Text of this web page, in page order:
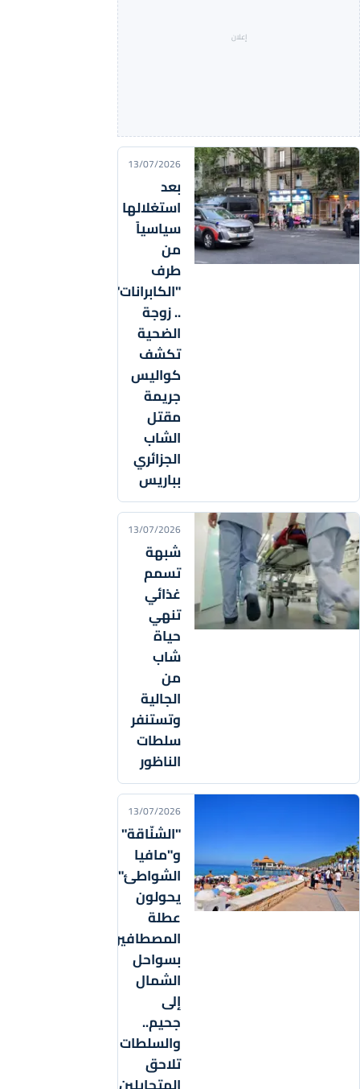
13/07/2026
بعد
استغلالها
سياسياً
من
طرف
"الكابرانات"
.. زوجة
الضحية
تكشف
كواليس
جريمة
مقتل
الشاب
الجزائري
بباريس
13/07/2026
شبهة
تسمم
غذائي
تنهي
حياة
شاب
من
الجالية
وتستنفر
سلطات
الناظور
13/07/2026
"الشنّاقة"
و"مافيا
الشواطئ"
يحولون
عطلة
المصطافين
بسواحل
الشمال
إلى
جحيم..
والسلطات
تلاحق